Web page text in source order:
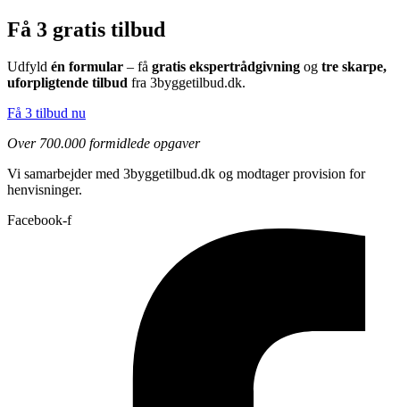
Få 3 gratis tilbud
Udfyld én formular – få gratis ekspertrådgivning og tre skarpe,
uforpligtende tilbud fra 3byggetilbud.dk.
Få 3 tilbud nu
Over 700.000 formidlede opgaver
Vi samarbejder med 3byggetilbud.dk og modtager provision for
henvisninger.
Facebook-f